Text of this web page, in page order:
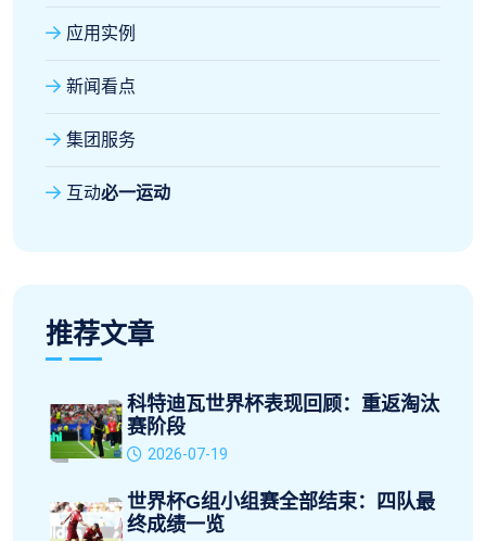
应用实例
新闻看点
集团服务
互动必一运动
推荐文章
科特迪瓦世界杯表现回顾：重返淘汰
赛阶段
2026-07-19
世界杯G组小组赛全部结束：四队最
终成绩一览